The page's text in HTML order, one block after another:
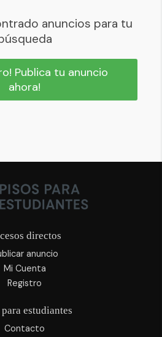
anuncios para tu
Publica tu anuncio
ahora!
directos
anuncio
Mi Cuenta
Registro
estudiantes
Contacto